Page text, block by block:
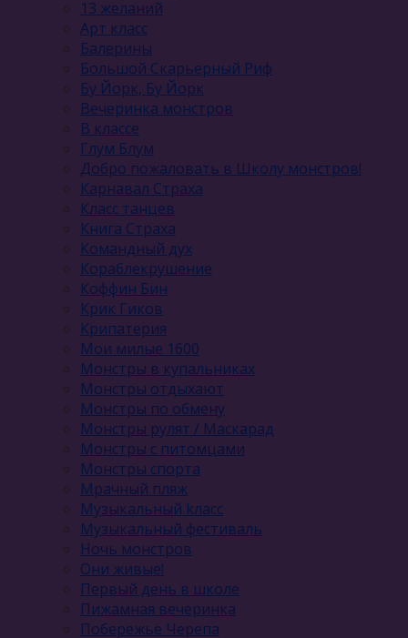
13 желаний
Арт класс
Балерины
Большой Скарьерный Риф
Бу Йорк, Бу Йорк
Вечеринка монстров
В классе
Глум Блум
Добро пожаловать в Школу монстров!
Карнавал Cтраха
Класс танцев
Книга Страха
Командный дух
Кораблекрушение
Коффин Бин
Крик Гиков
Крипатерия
Мои милые 1600
Монстры в купальниках
Монстры отдыхают
Монстры по обмену
Монстры рулят / Маскарад
Монстры с питомцами
Монстры спорта
Мрачный пляж
Музыкальный kласс
Музыкальный фестиваль
Ночь монстров
Они живые!
Первый день в школе
Пижамная вечеринка
Побережье Черепа